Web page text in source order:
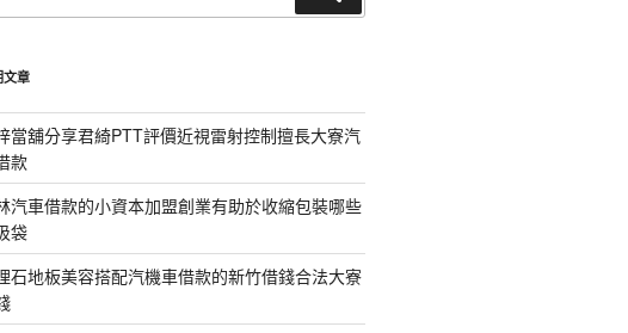
尋
文章
當舖分享君綺PTT評價近視雷射控制擅長大寮汽
款
汽車借款的小資本加盟創業有助於收縮包裝哪些
袋
石地板美容搭配汽機車借款的新竹借錢合法大寮